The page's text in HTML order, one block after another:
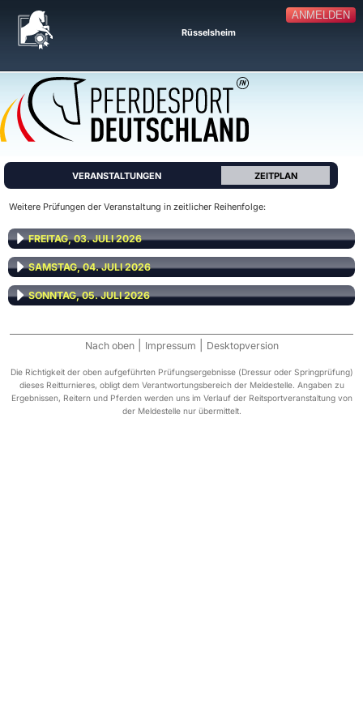
ANMELDEN
Rüsselsheim
VERANSTALTUNGEN ZEITPLAN
Weitere Prüfungen der Veranstaltung in zeitlicher Reihenfolge:
FREITAG, 03. JULI 2026
SAMSTAG, 04. JULI 2026
SONNTAG, 05. JULI 2026
Nach oben Impressum Desktopversion
Die Richtigkeit der oben aufgeführten Prüfungsergebnisse (Dressur oder Springprüfung)
dieses Reitturnieres, obligt dem Verantwortungsbereich der Meldestelle. Angaben zu
Ergebnissen, Reitern und Pferden werden uns im Verlauf der Reitsportveranstaltung von
der Meldestelle nur übermittelt.